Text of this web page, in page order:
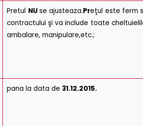
Pretul NU se ajusteaza.Preţul este ferm
contractului şi va include toate
ambalare, manipulare,etc.;
pana la data de31.12.2015.